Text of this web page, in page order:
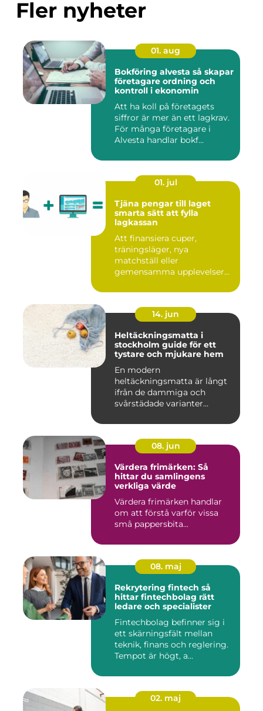
Fler nyheter
01. aug
Bokföring alvesta så skapar
företagare ordning och
kontroll i ekonomin
Att ha koll på företagets
siffror är mer än ett lagkrav.
För många företagare i
Alvesta handlar bokf...
01. jul
Tjäna pengar till laget
smarta sätt att fylla
lagkassan
Att finansiera cuper,
träningsläger, nya
matchställ eller
gemensamma upplevelser
14. jun
Heltäckningsmatta i
stockholm guide för ett
tystare och mjukare hem
En modern
heltäckningsmatta är långt
ifrån de dammiga och
svårstädade varianter
08. jun
Värdera frimärken: Så
hittar du samlingens
verkliga värde
Värdera frimärken handlar
om att förstå varför vissa
små pappersbita...
08. maj
Rekrytering fintech så
hittar fintechbolag rätt
ledare och specialister
Fintechbolag befinner sig i
ett skärningsfält mellan
teknik, finans och reglering.
Tempot är högt, a...
02. maj